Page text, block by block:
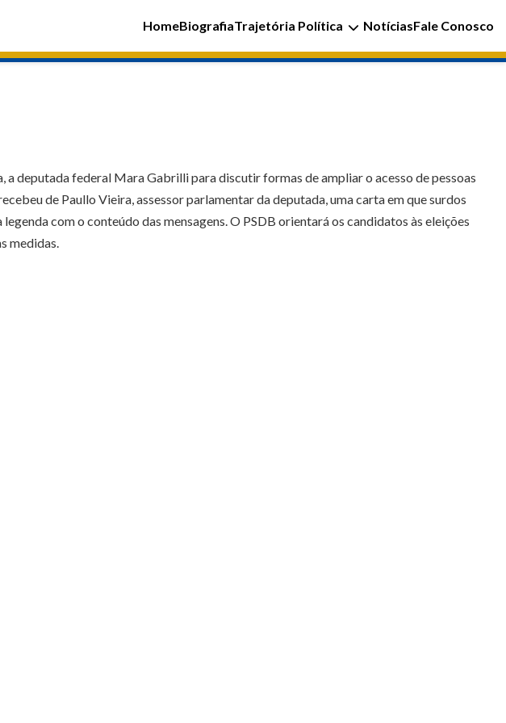
HomeBiografiaTrajetória Política NotíciasFale Conosco
deputada federal Mara Gabrilli para discutir formas de ampliar o acesso de pessoas
de Paullo Vieira, assessor parlamentar da deputada, uma carta em que surdos
com o conteúdo das mensagens. O PSDB orientará os candidatos às eleições
medidas.